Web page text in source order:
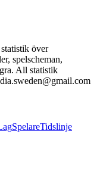
över
spelscheman,
All statistik
SpelareTidslinje